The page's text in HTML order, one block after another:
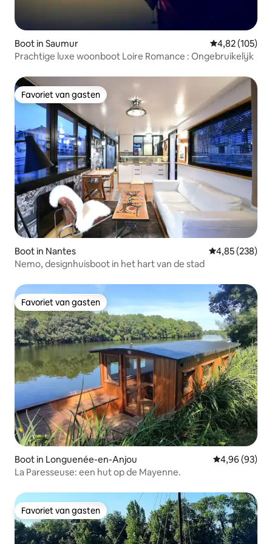
Boot in Saumur Gemiddelde
4,82 (105)
Prachtige luxe woonboot Loire Romance : Ongebruikelijk
Favoriet van gasten
Favoriet van gasten
Boot in Nantes Gemiddelde
4,85 (238)
Nemo, designhuisboot in het hart van de stad
Favoriet van gasten
Favoriet van gasten
Boot in Longuenée-en-Anjou Gemiddelde
4,96 (93)
La Paresseuse: een hut op de Mayenne.
Favoriet van gasten
Favoriet van gasten